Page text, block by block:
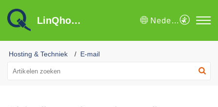
LinQhost B.V. Kennisbank Nederlands
Hosting & Techniek E-mail